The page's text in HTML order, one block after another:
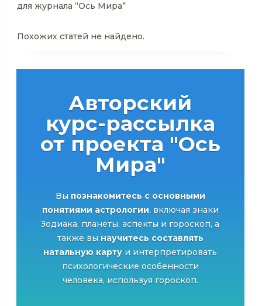
для журнала “Ось Мира”
Похожих статей не найдено.
Авторский
курс-рассылка
от проекта "Ось
Мира"
Вы познакомитесь с основными
понятиями астрологии, включая знаки
Зодиака, планеты, аспекты и гороскоп, а
также вы научитесь составлять
натальную карту и интерпретировать
психологические особенности
человека, используя гороскоп.